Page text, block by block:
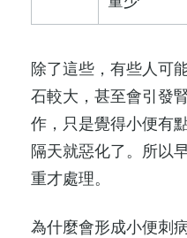
除了這些，有些人可
石較大，甚至會引發
作，只是覺得小便有
隔天就惡化了。所以
重才處理。
為什麼會形成小便刺